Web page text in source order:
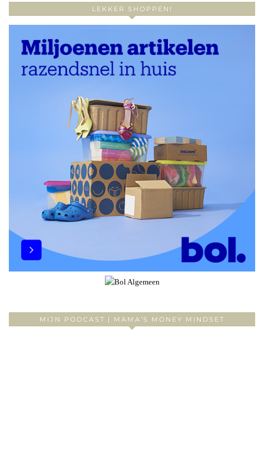
LEKKER SHOPPEN!
MIJN PODCAST | MAMA’S MONEY MINDSET